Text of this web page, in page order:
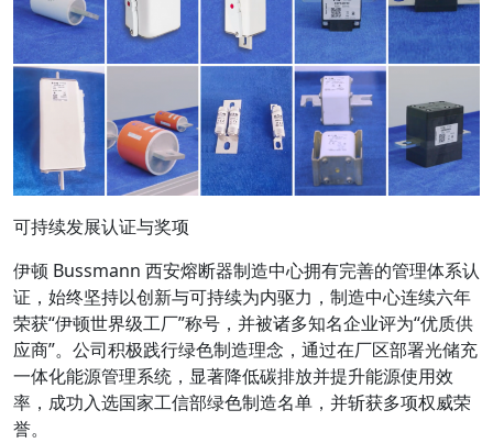
可持续发展认证与奖项
伊顿 Bussmann 西安熔断器制造中心拥有完善的管理体系认
证，始终坚持以创新与可持续为内驱力，制造中心连续六年
荣获“伊顿世界级工厂”称号，并被诸多知名企业评为“优质供
应商”。公司积极践行绿色制造理念，通过在厂区部署光储充
一体化能源管理系统，显著降低碳排放并提升能源使用效
率，成功入选国家工信部绿色制造名单，并斩获多项权威荣
誉。